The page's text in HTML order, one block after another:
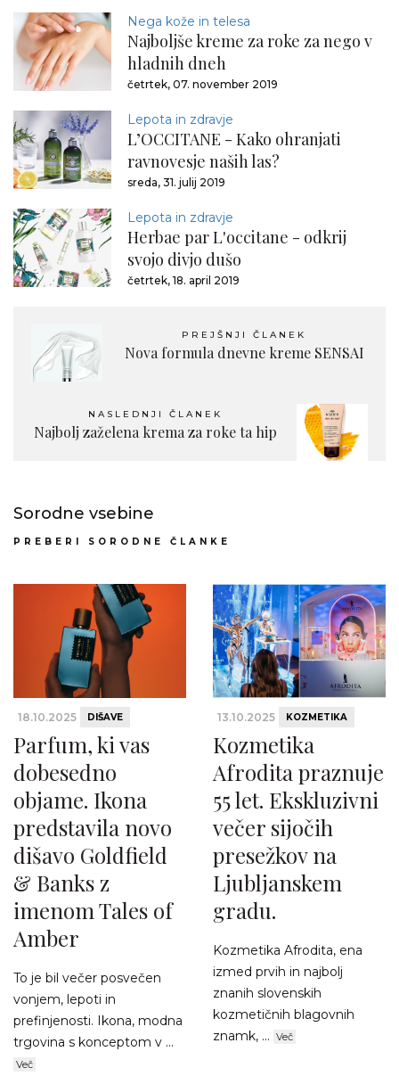
Nega kože in telesa
Najboljše kreme za roke za nego v
hladnih dneh
četrtek, 07. november 2019
Lepota in zdravje
L’OCCITANE - Kako ohranjati
ravnovesje naših las?
sreda, 31. julij 2019
Lepota in zdravje
Herbae par L'occitane - odkrij
svojo divjo dušo
četrtek, 18. april 2019
PREJŠNJI ČLANEK
Nova formula dnevne kreme SENSAI
NASLEDNJI ČLANEK
Najbolj zaželena krema za roke ta hip
Sorodne vsebine
PREBERI SORODNE ČLANKE
18.10.2025 DIŠAVE
Parfum, ki vas
dobesedno
objame. Ikona
predstavila novo
dišavo Goldfield
& Banks z
imenom Tales of
Amber
To je bil večer posvečen
vonjem, lepoti in
prefinjenosti. Ikona, modna
trgovina s konceptom v ...
Več
13.10.2025 KOZMETIKA
Kozmetika
Afrodita praznuje
55 let. Ekskluzivni
večer sijočih
presežkov na
Ljubljanskem
gradu.
Kozmetika Afrodita, ena
izmed prvih in najbolj
znanih slovenskih
kozmetičnih blagovnih
znamk, ... Več